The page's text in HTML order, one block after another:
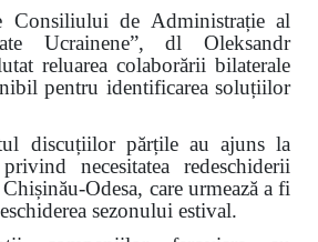
Consiliului de Administrație al
Ucrainene”, dl Oleksandr
reluarea colaborării bilaterale
pentru identificarea soluțiilor
discuțiilor părțile au ajuns la
necesitatea redeschiderii
Odesa, care urmează a fi
sezonului estival.